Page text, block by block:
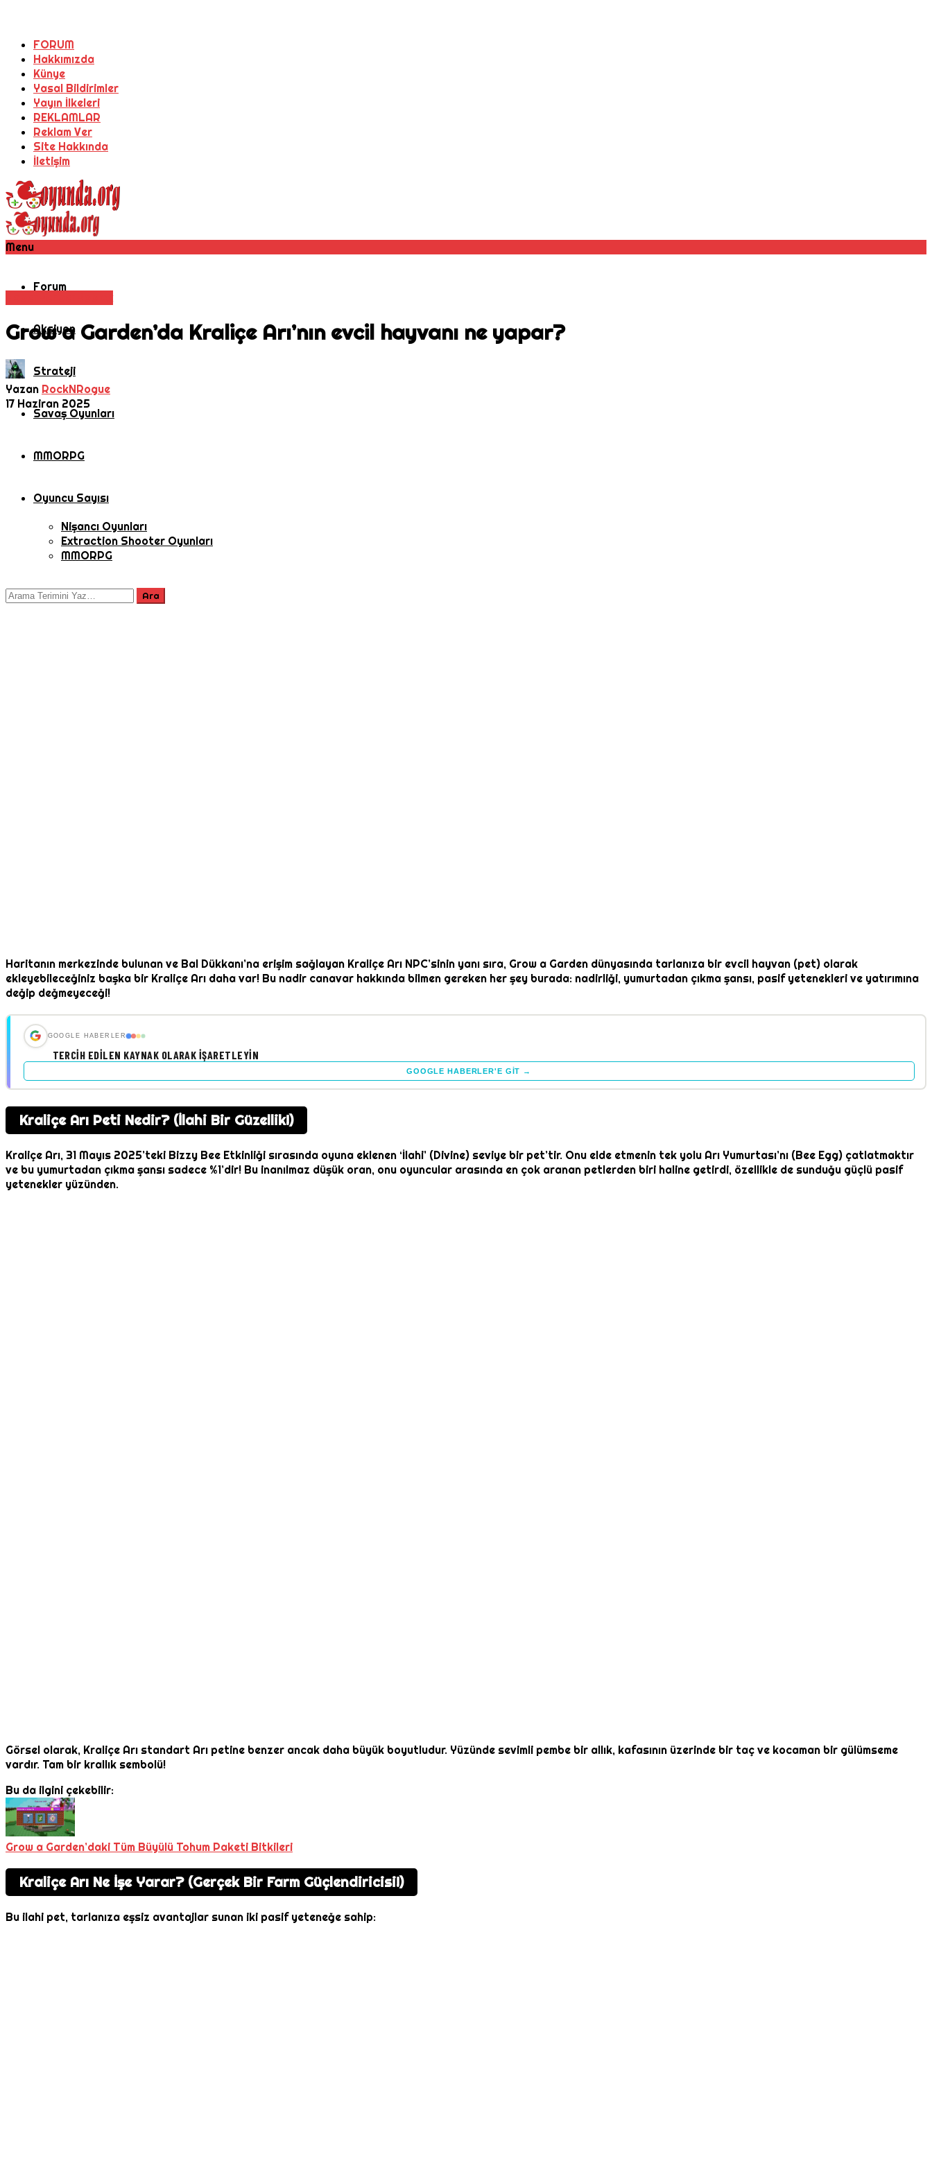
FORUM
Hakkımızda
Künye
Yasal Bildirimler
Yayın İlkeleri
REKLAMLAR
Reklam Ver
Site Hakkında
İletişim
Menu
Forum
Aksiyon
Strateji
Savaş Oyunları
MMORPG
Oyuncu Sayısı
Nişancı Oyunları
Extraction Shooter Oyunları
MMORPG
Grow a Garden’da Kraliçe Arı’nın evcil hayvanı ne yapar?
Yazan RockNRogue
17 Haziran 2025
Haritanın merkezinde bulunan ve Bal Dükkanı’na erişim sağlayan Kraliçe Arı NPC’sinin yanı sıra, Grow a Garden dünyasında tarlanıza bir evcil hayvan (pet) olarak
ekleyebileceğiniz başka bir Kraliçe Arı daha var! Bu nadir canavar hakkında bilmen gereken her şey burada: nadirliği, yumurtadan çıkma şansı, pasif yetenekleri ve yatırımına
değip değmeyeceği!
GOOGLE HABERLER
TERCIH EDILEN KAYNAK OLARAK İŞARETLEYIN
GOOGLE HABERLER'E GIT →
Kraliçe Arı Peti Nedir? (İlahi Bir Güzellik!)
Kraliçe Arı, 31 Mayıs 2025’teki Bizzy Bee Etkinliği sırasında oyuna eklenen ‘İlahi’ (Divine) seviye bir pet’tir. Onu elde etmenin tek yolu Arı Yumurtası’nı (Bee Egg) çatlatmaktır
ve bu yumurtadan çıkma şansı sadece %1’dir! Bu inanılmaz düşük oran, onu oyuncular arasında en çok aranan petlerden biri haline getirdi, özellikle de sunduğu güçlü pasif
yetenekler yüzünden.
Görsel olarak, Kraliçe Arı standart Arı petine benzer ancak daha büyük boyutludur. Yüzünde sevimli pembe bir allık, kafasının üzerinde bir taç ve kocaman bir gülümseme
vardır. Tam bir krallık sembolü!
Bu da ilgini çekebilir:
Grow a Garden’daki Tüm Büyülü Tohum Paketi Bitkileri
Kraliçe Arı Ne İşe Yarar? (Gerçek Bir Farm Güçlendiricisi!)
Bu ilahi pet, tarlanıza eşsiz avantajlar sunan iki pasif yeteneğe sahip: